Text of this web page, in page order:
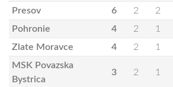
Presov
6 2 2
Pohronie
4 2 1
Zlate Moravce
4 2 1
MSK Povazska
Bystrica
3 2 1